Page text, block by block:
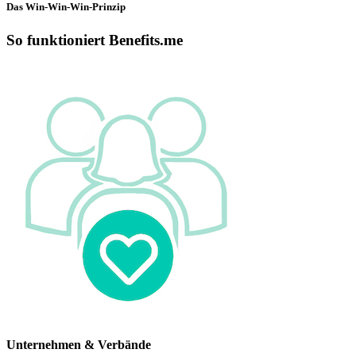
Das Win-Win-Win-Prinzip
So funktioniert Benefits.me
Unternehmen & Verbände